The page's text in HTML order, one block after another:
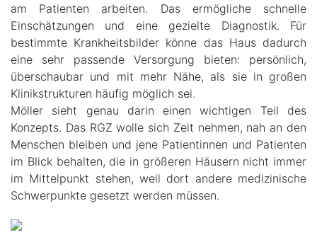
am Patienten arbeiten. Das ermögliche schnelle
Einschätzungen und eine gezielte Diagnostik. Für
bestimmte Krankheitsbilder könne das Haus dadurch
eine sehr passende Versorgung bieten: persönlich,
überschaubar und mit mehr Nähe, als sie in großen
Klinikstrukturen häufig möglich sei.
Möller sieht genau darin einen wichtigen Teil des
Konzepts. Das RGZ wolle sich Zeit nehmen, nah an den
Menschen bleiben und jene Patientinnen und Patienten
im Blick behalten, die in größeren Häusern nicht immer
im Mittelpunkt stehen, weil dort andere medizinische
Schwerpunkte gesetzt werden müssen.